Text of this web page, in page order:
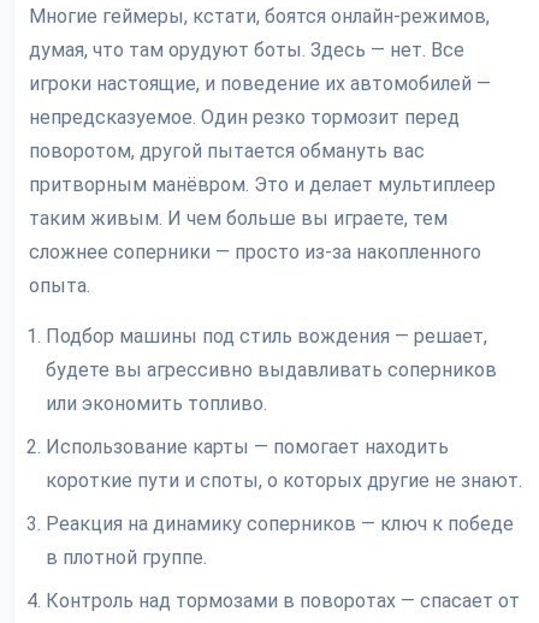
Многие геймеры, кстати, боятся онлайн-режимов,
думая, что там орудуют боты. Здесь — нет. Все
игроки настоящие, и поведение их автомобилей —
непредсказуемое. Один резко тормозит перед
поворотом, другой пытается обмануть вас
притворным манёвром. Это и делает мультиплеер
таким живым. И чем больше вы играете, тем
сложнее соперники — просто из-за накопленного
опыта.
Подбор машины под стиль вождения — решает,
будете вы агрессивно выдавливать соперников
или экономить топливо.
Использование карты — помогает находить
короткие пути и споты, о которых другие не знают.
Реакция на динамику соперников — ключ к победе
в плотной группе.
Контроль над тормозами в поворотах — спасает от